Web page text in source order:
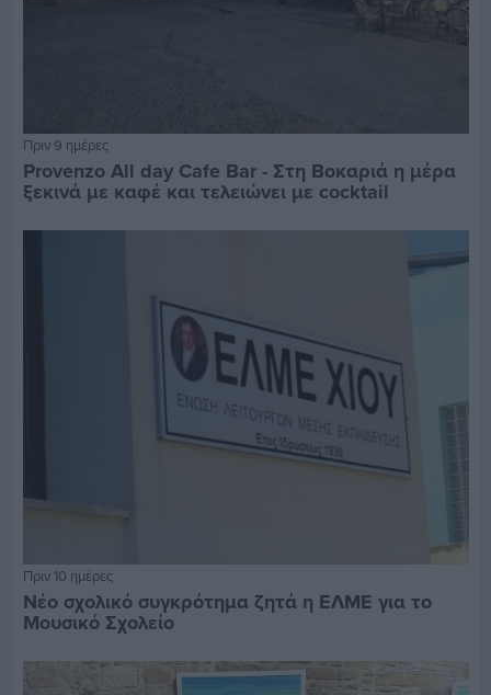
Πριν 9 ημέρες
Provenzo All day Cafe Bar - Στη Βοκαριά η μέρα
ξεκινά με καφέ και τελειώνει με cocktail
Πριν 10 ημέρες
Νέο σχολικό συγκρότημα ζητά η ΕΛΜΕ για το
Μουσικό Σχολείο